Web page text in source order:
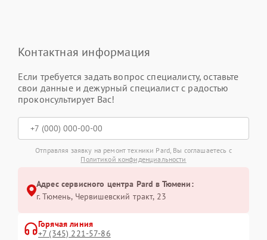
Контактная информация
Если требуется задать вопрос специалисту, оставьте
свои данные и дежурный специалист с радостью
проконсультирует Вас!
Отправляя заявку на ремонт техники Pard, Вы соглашаетесь с
Политикой конфиденциальности
Адрес сервисного центра Pard в Тюмени:
г. Тюмень, ​Червишевский тракт, 23
Горячая линия
+7 (345) 221-57-86